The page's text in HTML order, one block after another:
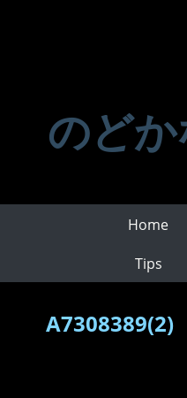
のど
Home
Tips
A7308389(2)